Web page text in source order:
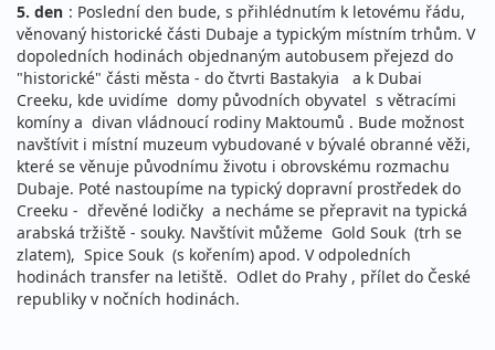
5. den : Poslední den bude, s přihlédnutím k letovému řádu,
věnovaný historické části Dubaje a typickým místním trhům. V
dopoledních hodinách objednaným autobusem přejezd do
"historické" části města - do čtvrti Bastakyia a k Dubai
Creeku, kde uvidíme domy původních obyvatel s větracími
komíny a divan vládnoucí rodiny Maktoumů . Bude možnost
navštívit i místní muzeum vybudované v bývalé obranné věži,
které se věnuje původnímu životu i obrovskému rozmachu
Dubaje. Poté nastoupíme na typický dopravní prostředek do
Creeku - dřevěné lodičky a necháme se přepravit na typická
arabská tržiště - souky. Navštívit můžeme Gold Souk (trh se
zlatem), Spice Souk (s kořením) apod. V odpoledních
hodinách transfer na letiště. Odlet do Prahy , přílet do České
republiky v nočních hodinách.